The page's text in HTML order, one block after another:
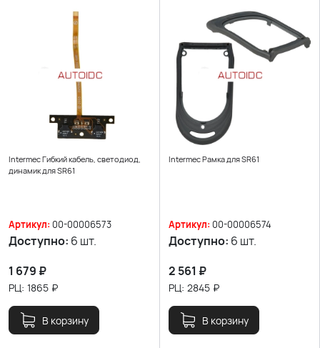
Intermec Гибкий кабель, светодиод,
динамик для SR61
Артикул: 00-00006573
Доступно: 6 шт.
1 679 ₽
РЦ: 1865 ₽
В корзину
Intermec Рамка для SR61
Артикул: 00-00006574
Доступно: 6 шт.
2 561 ₽
РЦ: 2845 ₽
В корзину